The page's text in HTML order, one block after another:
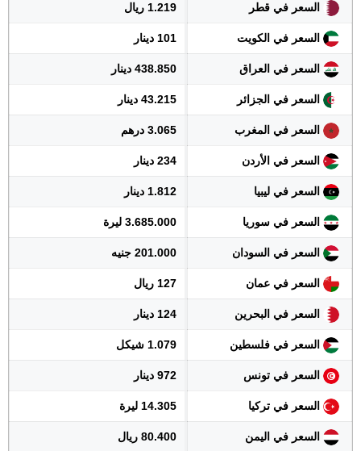
السعر في قطر 1.219 ريال
السعر في الكويت 101 دينار
السعر في العراق 438.850 دينار
السعر في الجزائر 43.215 دينار
السعر في المغرب 3.065 درهم
السعر في الأردن 234 دينار
السعر في ليبيا 1.812 دينار
السعر في سوريا 3.685.000 ليرة
السعر في السودان 201.000 جنيه
السعر في عمان 127 ريال
السعر في البحرين 124 دينار
السعر في فلسطين 1.079 شيكل
السعر في تونس 972 دينار
السعر في تركيا 14.305 ليرة
السعر في اليمن 80.400 ريال